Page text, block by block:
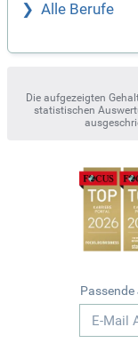
Alle Berufe
Die aufgezeigten
statistischen